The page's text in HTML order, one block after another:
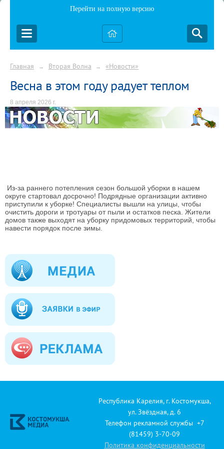
Перейти на полную версию
Главная → Вторая Волна → «Новости»
Весна в этом году радует теплом
8 апреля 2026 г.
Из-за раннего потепления сезон большой уборки в нашем
округе стартовал досрочно! Подрядные организации активно
приступили к уборке! Специалисты вышли на улицы, чтобы
очистить дороги и тротуары от пыли и остатков песка. Жители
домов также выходят на уборку придомовых территорий, чтобы
навести порядок после зимы.
Республика Карелия, г. Костомукша,
ул. Звёздная, д. 6
Телефон рекламной службы +7
(81459) 3-70-09
Политика конфиденциальности